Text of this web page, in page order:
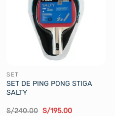
SET
SET DE PING PONG STIGA
SALTY
S/240.00 El
S/195.00El